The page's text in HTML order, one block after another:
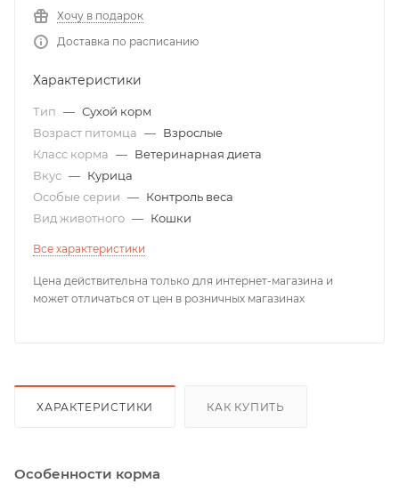
Хочу в подарок
Доставка по расписанию
Характеристики
Тип — Сухой корм
Возраст питомца — Взрослые
Класс корма — Ветеринарная диета
Вкус — Курица
Особые серии — Контроль веса
Вид животного — Кошки
Все характеристики
Цена действительна только для интернет-магазина и
может отличаться от цен в розничных магазинах
ХАРАКТЕРИСТИКИ КАК КУПИТЬ
Особенности корма